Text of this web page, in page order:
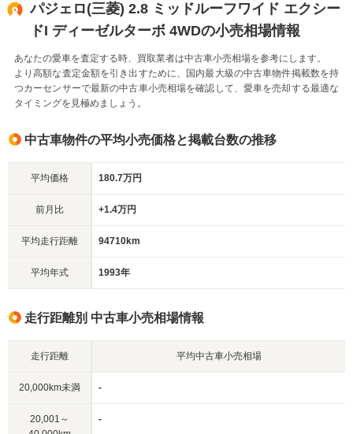
パジェロ(三菱) 2.8 ミッドルーフワイド エクシー
ドI ディーゼルターボ 4WDの小売相場情報
あなたの愛車を査定する時、買取業者は中古車小売相場を参考にします。
より高額な査定金額を引き出すために、国内最大級の中古車物件掲載数を持
つカーセンサーで最新の中古車小売相場を確認して、愛車を売却する最適な
タイミングを見極めましょう。
中古車物件の平均小売価格と掲載台数の推移
平均価格 180.7万円
前月比 +1.4万円
平均走行距離 94710km
平均年式 1993年
走行距離別 中古車小売相場情報
走行距離 平均中古車小売相場
20,000km未満 -
20,001～
-